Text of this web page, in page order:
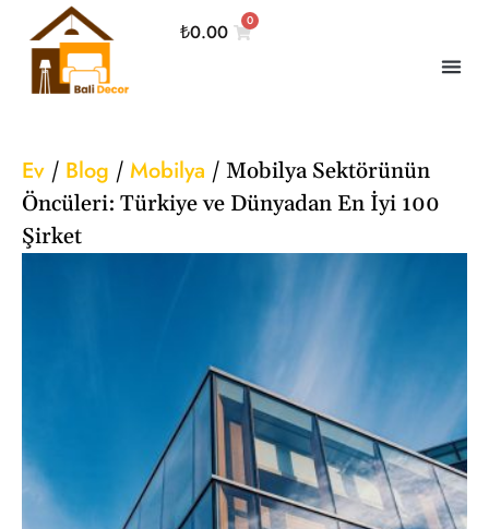
₺0.00 0
Ev / Blog / Mobilya / Mobilya Sektörünün
Öncüleri: Türkiye ve Dünyadan En İyi 100
Şirket